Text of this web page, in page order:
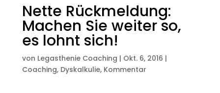
Nette Rückmeldung:
Machen Sie weiter so,
es lohnt sich!
von Legasthenie Coaching | Okt. 6, 2016 |
Coaching, Dyskalkulie, Kommentar